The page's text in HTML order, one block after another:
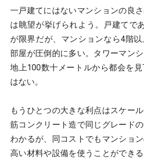
一戸建てにはないマンションの良
は眺望が挙げられよう。戸建てで
が限界だが、マンションなら4階
部屋が圧倒的に多い。タワーマンシ
地上100数十メートルから都会を
はない。
もうひとつの大きな利点はスケー
筋コンクリート造で同じグレード
わかるが、同コストでもマンショ
高い材料や設備を使うことができ